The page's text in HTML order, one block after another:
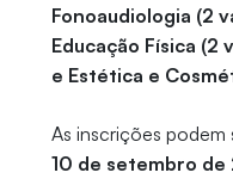
Fonoaudiologia (2
Educação Física (2
e Estética e
As inscrições podem
10 de setembro de